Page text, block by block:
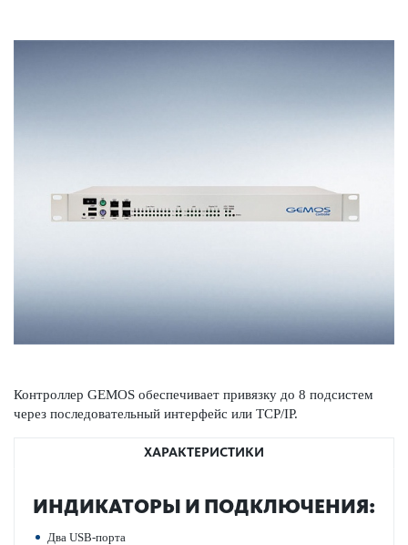
Контроллер GEMOS обеспечивает привязку до 8 подсистем
через пос­л­едо­вательный интерфейс или TCP/IP.
ХАРАКТЕРИСТИКИ
ИНДИ­К­АТОРЫ И ПОД­КЛЮЧЕНИЯ:
Два USB-порта